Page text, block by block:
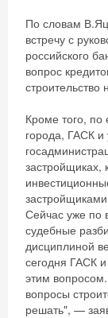
По словам
встречу с
российского
вопрос
строительство
Кроме того, по
города, ГАСК и
застройщиках,
Сейчас уже по
судебные
дисциплиной
сегодня ГАСК
этим
вопросы
решать", —